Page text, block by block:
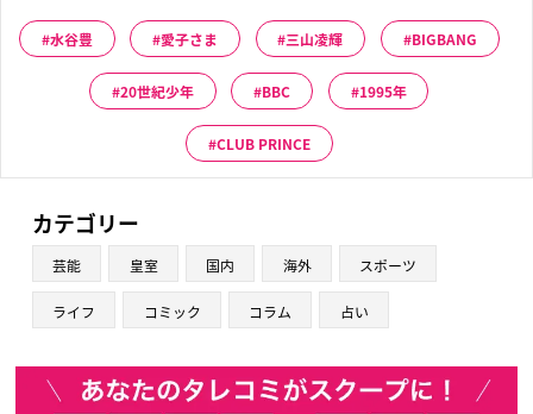
水谷豊 愛子さま 三山凌輝 BIGBANG
20世紀少年 BBC 1995年
CLUB PRINCE
カテゴリー
芸能 皇室 国内 海外 スポーツ
ライフ コミック コラム 占い